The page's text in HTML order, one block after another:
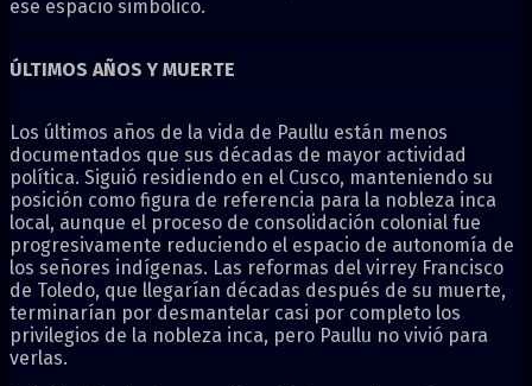
ese espacio simbólico.
ÚLTIMOS AÑOS Y MUERTE
Los últimos años de la vida de Paullu están menos
documentados que sus décadas de mayor actividad
política. Siguió residiendo en el Cusco, manteniendo su
posición como figura de referencia para la nobleza inca
local, aunque el proceso de consolidación colonial fue
progresivamente reduciendo el espacio de autonomía de
los señores indígenas. Las reformas del virrey Francisco
de Toledo, que llegarían décadas después de su muerte,
terminarían por desmantelar casi por completo los
privilegios de la nobleza inca, pero Paullu no vivió para
verlas.